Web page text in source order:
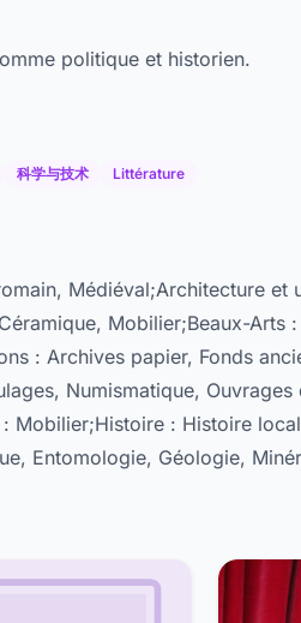
politique et historien.
科学与技术 Littérature
Médiéval;Architecture et
Mobilier;Beaux-Arts
: Archives papier, Fonds
Numismatique,
Mobilier;Histoire : Histoire
Entomologie, Géologie,